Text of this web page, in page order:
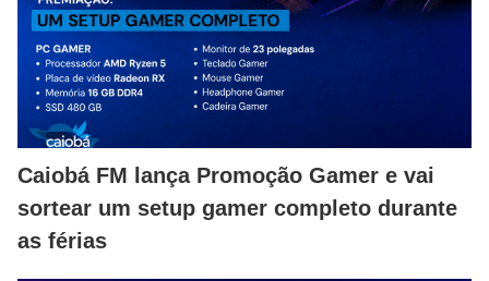
Caiobá FM lança Promoção Gamer e vai
sortear um setup gamer completo durante
as férias